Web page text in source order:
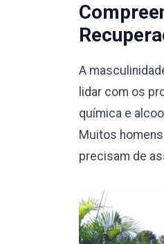
A
lidar com os
química e
Muitos
precisam de